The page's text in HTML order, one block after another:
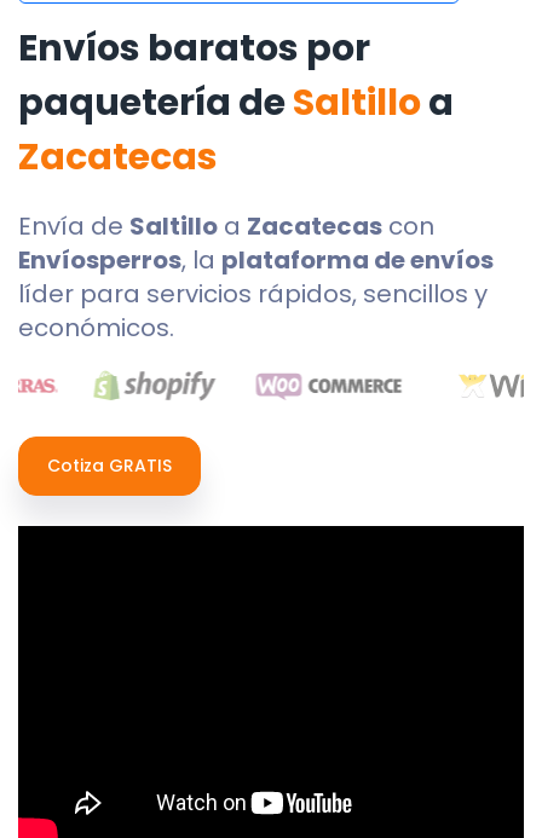
Envíos baratos por
paquetería deSaltilloa
Zacatecas
Envía de Saltillo a Zacatecas con
Envíosperros, la plataforma de envíos
líder para servicios rápidos, sencillos y
económicos.
Cotiza GRATIS